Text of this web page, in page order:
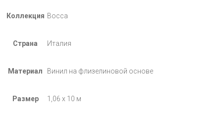
Коллекция Bocca
Страна Италия
Материал Винил на флизелиновой основе
Размер 1,06 х 10 м